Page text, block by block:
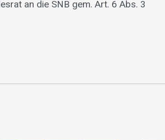
an die SNB gem. Art. 6 Abs. 3